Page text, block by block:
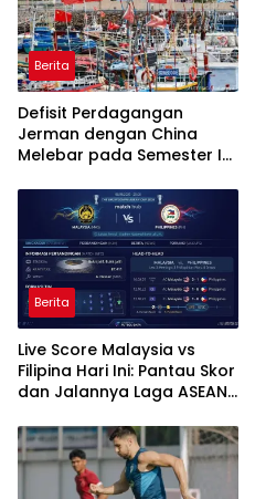
Berita
Defisit Perdagangan
Jerman dengan China
Melebar pada Semester I-
Berita
Live Score Malaysia vs
Filipina Hari Ini: Pantau Skor
dan Jalannya Laga ASEAN